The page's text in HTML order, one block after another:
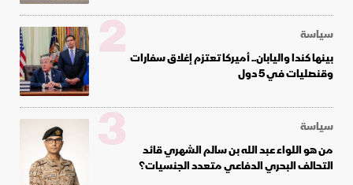
سياسة
بينها كندا واليابان.. أميركا تعتزم إغلاق سفارات
وقنصليات في 5 دول
2
سياسة
من هو اللواء عبد الله بن سالم الشهري قائد
التحالف البحري الدفاعي متعدد الجنسيات؟
3